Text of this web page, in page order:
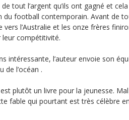
tout l’argent qu’ils ont gagné et
du football contemporain. Avant de
vers l’Australie et les onze frères
leur compétitivité.
intéressante, l’auteur envoie son
de l’océan .
plutôt un livre pour la jeunesse.
fable qui pourtant est très célèbre